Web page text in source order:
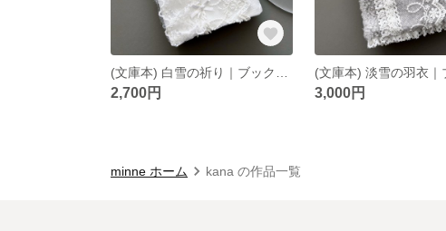
2,700円 3,000円
minne ホーム kana の作品一覧